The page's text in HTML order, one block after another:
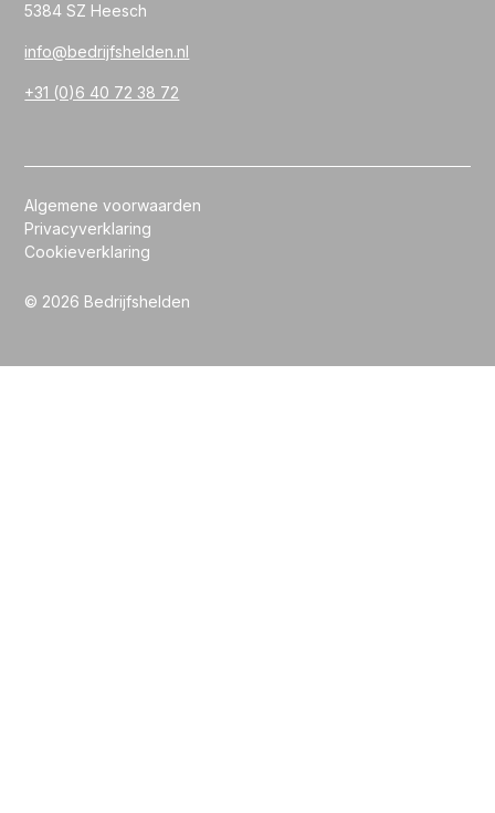
5384 SZ Heesch
info@bedrijfshelden.nl
+31 (0)6 40 72 38 72
© 2026 Bedrijfshelden
Algemene voorwaarden
Privacyverklaring
Cookieverklaring